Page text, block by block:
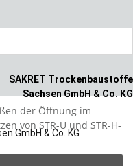
SAKRET Trockenbaustoffe
Sachsen GmbH & Co. KG
EPS
der Öffnung im
von STR-U und STR-H-